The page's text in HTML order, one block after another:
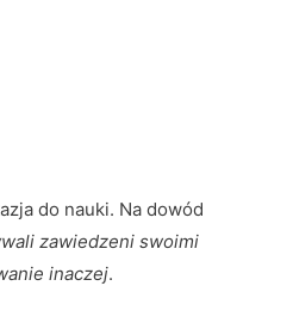
do nauki. Na dowód
zawiedzeni swoimi
inaczej.